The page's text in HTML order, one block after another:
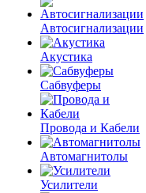
Автосигнализации
Акустика
Сабвуферы
Провода и Кабели
Автомагнитолы
Усилители